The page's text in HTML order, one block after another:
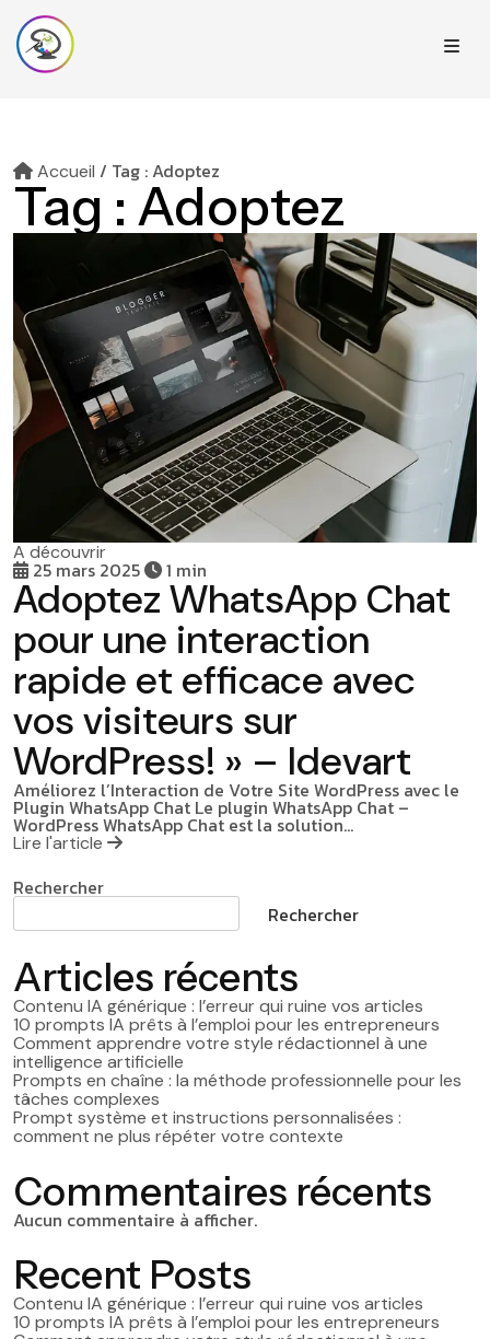
Accueil / Tag : Adoptez
Tag : Adoptez
A découvrir
25 mars 2025 1 min
Adoptez WhatsApp Chat
pour une interaction
rapide et efficace avec
vos visiteurs sur
WordPress! » – Idevart
Améliorez l’Interaction de Votre Site WordPress avec le
Plugin WhatsApp Chat Le plugin WhatsApp Chat –
WordPress WhatsApp Chat est la solution…
Lire l'article
Rechercher
Rechercher
Articles récents
Contenu IA générique : l’erreur qui ruine vos articles
10 prompts IA prêts à l’emploi pour les entrepreneurs
Comment apprendre votre style rédactionnel à une
intelligence artificielle
Prompts en chaîne : la méthode professionnelle pour les
tâches complexes
Prompt système et instructions personnalisées :
comment ne plus répéter votre contexte
Commentaires récents
Aucun commentaire à afficher.
Recent Posts
Contenu IA générique : l’erreur qui ruine vos articles
10 prompts IA prêts à l’emploi pour les entrepreneurs